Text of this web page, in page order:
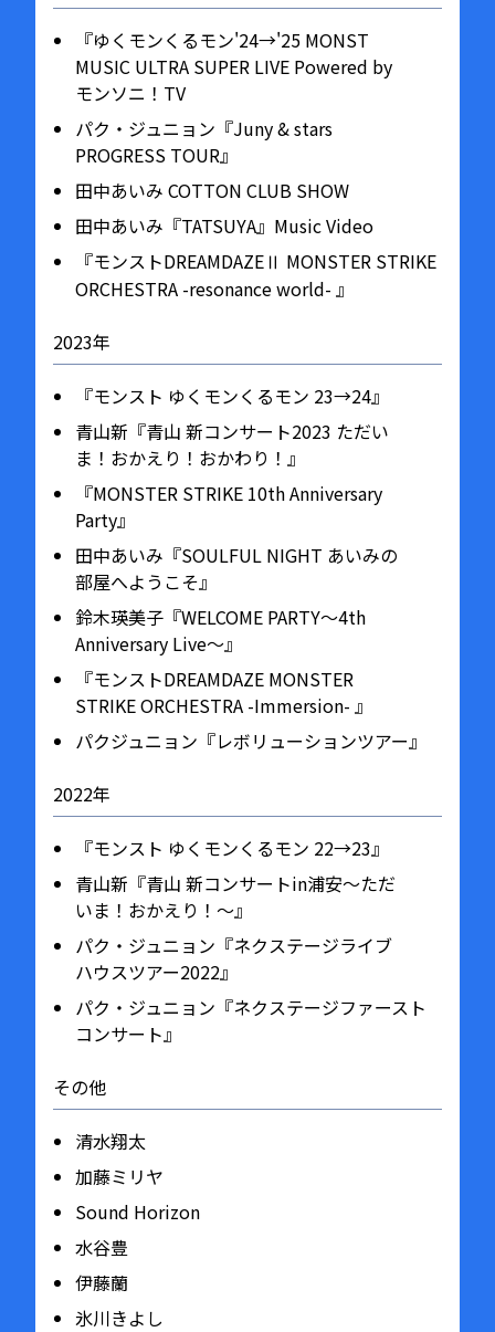
『ゆくモンくるモン'24→'25 MONST
MUSIC ULTRA SUPER LIVE Powered by
モンソニ！TV
パク・ジュニョン『Juny & stars
PROGRESS TOUR』
田中あいみ COTTON CLUB SHOW
田中あいみ『TATSUYA』Music Video
『モンストDREAMDAZEⅡ MONSTER STRIKE
ORCHESTRA -resonance world- 』
2023年
『モンスト ゆくモンくるモン 23→24』
青山新『青山 新コンサート2023 ただい
ま！おかえり！おかわり！』
『MONSTER STRIKE 10th Anniversary
Party』
田中あいみ『SOULFUL NIGHT あいみの
部屋へようこそ』
鈴木瑛美子『WELCOME PARTY～4th
Anniversary Live～』
『モンストDREAMDAZE MONSTER
STRIKE ORCHESTRA -Immersion- 』
パクジュニョン『レボリューションツアー』
2022年
『モンスト ゆくモンくるモン 22→23』
青山新『青山 新コンサートin浦安～ただ
いま！おかえり！～』
パク・ジュニョン『ネクステージライブ
ハウスツアー2022』
パク・ジュニョン『ネクステージファースト
コンサート』
その他
清水翔太
加藤ミリヤ
Sound Horizon
水谷豊
伊藤蘭
氷川きよし